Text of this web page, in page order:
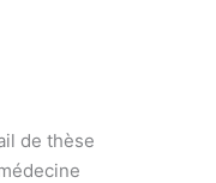
de thèse